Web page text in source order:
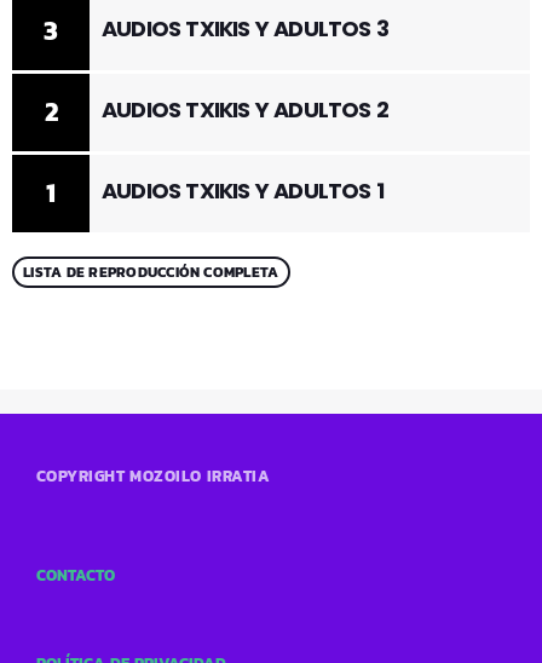
1 AUDIOS TXIKIS Y ADULTOS 1
2 AUDIOS TXIKIS Y ADULTOS 2
3 AUDIOS TXIKIS Y ADULTOS 3
LISTA DE REPRODUCCIÓN COMPLETA
COPYRIGHT MOZOILO IRRATIA
CONTACTO